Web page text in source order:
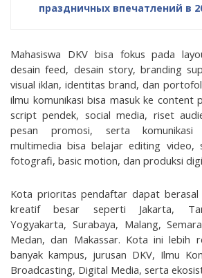
праздничных впечатлений в
Mahasiswa DKV bisa fokus pada
desain feed, desain story, branding
visual iklan, identitas brand, dan
ilmu komunikasi bisa masuk ke content
script pendek, social media, riset
pesan promosi, serta komunikasi
multimedia bisa belajar editing video,
fotografi, basic motion, dan produksi
Kota prioritas pendaftar dapat berasal
kreatif besar seperti Jakarta,
Yogyakarta, Surabaya, Malang,
Medan, dan Makassar. Kota ini lebih
banyak kampus, jurusan DKV, Ilmu
Broadcasting, Digital Media, serta